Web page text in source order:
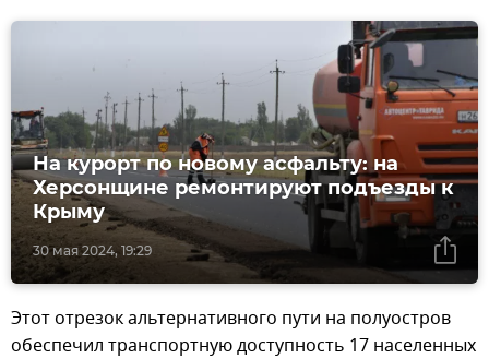
30 мая 2024, 19:29
На курорт по новому асфальту: на
Херсонщине ремонтируют подъезды к
Крыму
Этот отрезок альтернативного пути на полуостров
обеспечил транспортную доступность 17 населенных